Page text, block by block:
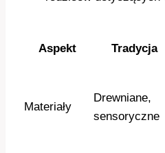
Aspekt Tradycja
Materiały
Drewniane,
sensoryczne